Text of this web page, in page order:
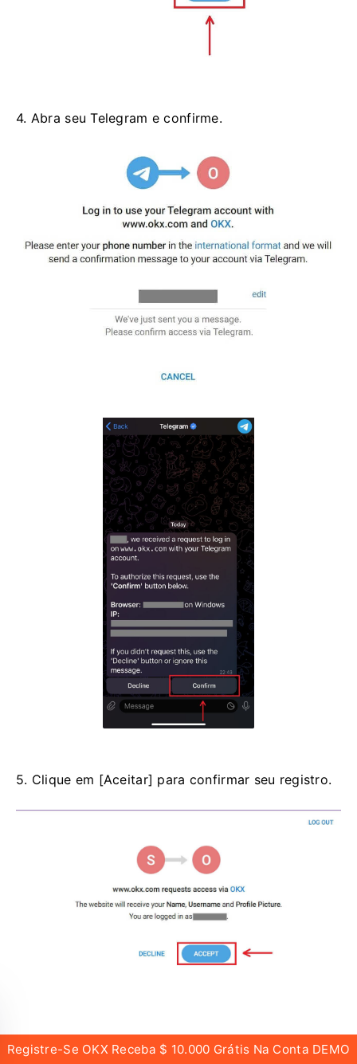
4. Abra seu Telegram e confirme.
5. Clique em [Aceitar] para confirmar seu registro.
6. Digite seu e-mail ou número de telefone para
Registre-Se OKX Receba $ 10.000 Grátis Na Conta DEMO